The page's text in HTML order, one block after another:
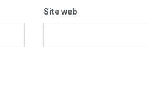
Site web